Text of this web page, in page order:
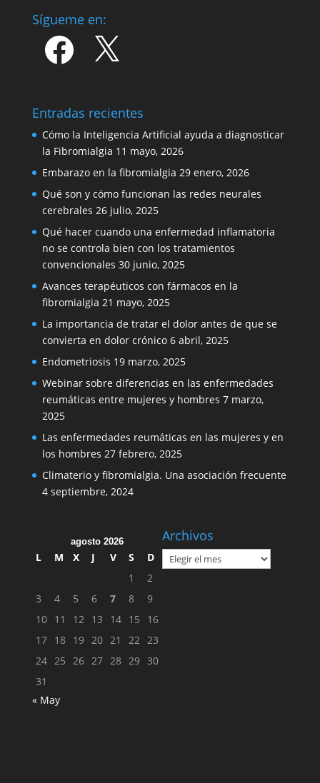
Sígueme en:
Facebook
Entradas recientes
Cómo la Inteligencia Artificial ayuda a diagnosticar
la Fibromialgia 11 mayo, 2026
Embarazo en la fibromialgia 29 enero, 2026
Qué son y cómo funcionan las redes neurales
cerebrales 26 julio, 2025
Qué hacer cuando una enfermedad inflamatoria
no se controla bien con los tratamientos
convencionales 30 junio, 2025
Avances terapéuticos con fármacos en la
fibromialgia 21 mayo, 2025
La importancia de tratar el dolor antes de que se
convierta en dolor crónico 6 abril, 2025
Endometriosis 19 marzo, 2025
Webinar sobre diferencias en las enfermedades
reumáticas entre mujeres y hombres 7 marzo,
2025
Las enfermedades reumáticas en las mujeres y en
los hombres 27 febrero, 2025
Climaterio y fibromialgia. Una asociación frecuente
4 septiembre, 2024
agosto 2026
L M X J V S
D
1
2
3
4 5 6 7 8
9
10 11 12 13 14 15
16
17 18 19 20 21 22 23
24 25 26 27 28 29 30
31
« May
Archivos
Archivos